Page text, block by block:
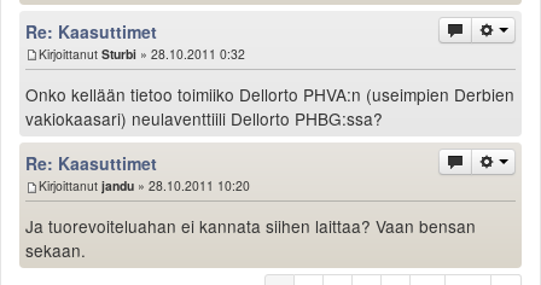
Re: Kaasuttimet
Kirjoittanut Sturbi » 28.10.2011 0:32
Onko kellään tietoo toimiiko Dellorto PHVA:n (useimpien Derbien
vakiokaasari) neulaventtiili Dellorto PHBG:ssa?
Re: Kaasuttimet
Kirjoittanut jandu » 28.10.2011 10:20
Ja tuorevoiteluahan ei kannata siihen laittaa? Vaan bensan
sekaan.